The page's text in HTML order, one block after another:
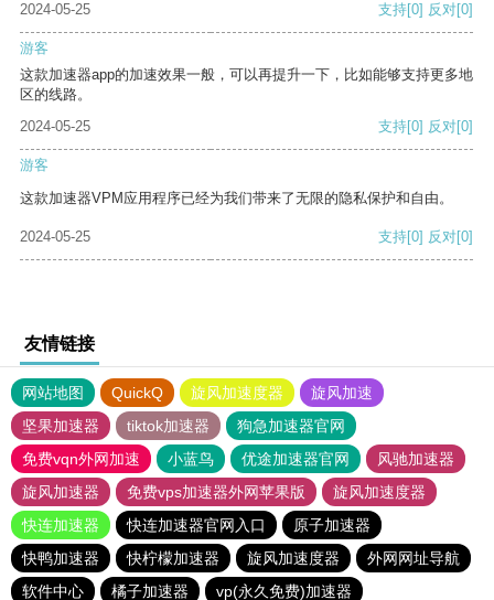
2024-05-25
支持[0] 反对[0]
游客
这款加速器app的加速效果一般，可以再提升一下，比如能够支持更多地
区的线路。
2024-05-25
支持[0] 反对[0]
游客
这款加速器VPM应用程序已经为我们带来了无限的隐私保护和自由。
2024-05-25 支持[0] 反对[0]
友情链接
网站地图 QuickQ 旋风加速度器
旋风加速
坚果加速器
tiktok加速器
狗急加速器官网
免费vqn外网加速
小蓝鸟 优途加速器官网
风驰加速器
旋风加速器
免费vps加速器外网苹果版
旋风加速度器
快连加速器
快连加速器官网入口
原子加速器
快鸭加速器
快柠檬加速器 旋风加速度器
外网网址导航
软件中心
橘子加速器 vp(永久免费)加速器